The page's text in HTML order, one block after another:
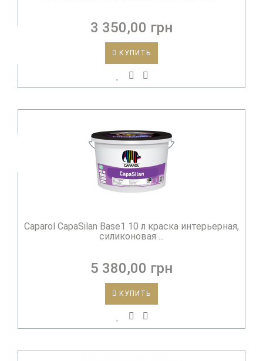
3 350,00 грн
КУПИТЬ
Caparol CapaSilan Base1 10 л краска интерьерная,
силиконовая ...
5 380,00 грн
КУПИТЬ